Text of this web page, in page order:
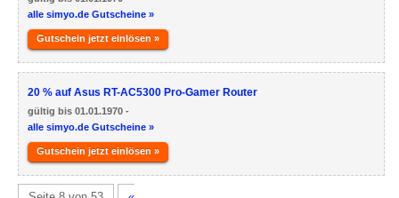
alle simyo.de Gutscheine »
Gutschein jetzt einlösen »
20 % auf Asus RT-AC5300 Pro-Gamer Router
gültig bis 01.01.1970 -
alle simyo.de Gutscheine »
Gutschein jetzt einlösen »